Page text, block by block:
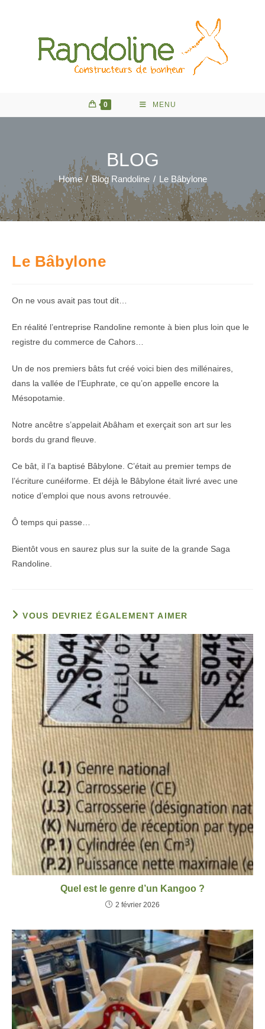
0 MENU
BLOG
Home / Blog Randoline / Le Bâbylone
Le Bâbylone
On ne vous avait pas tout dit…
En réalité l’entreprise Randoline remonte à bien plus loin que le
registre du commerce de Cahors…
Un de nos premiers bâts fut créé voici bien des millénaires,
dans la vallée de l’Euphrate, ce qu’on appelle encore la
Mésopotamie.
Notre ancêtre s’appelait Abâham et exerçait son art sur les
bords du grand fleuve.
Ce bât, il l’a baptisé Bâbylone. C’était au premier temps de
l’écriture cunéiforme. Et déjà le Bâbylone était livré avec une
notice d’emploi que nous avons retrouvée.
Ô temps qui passe…
Bientôt vous en saurez plus sur la suite de la grande Saga
Randoline.
VOUS DEVRIEZ ÉGALEMENT AIMER
Quel est le genre d’un Kangoo ?
2 février 2026